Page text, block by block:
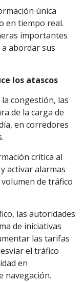
única
en tiempo real.
importantes
abordar sus
los atascos
congestión, las
de la carga de
en corredores
crítica al
activar alarmas
de tráfico
las autoridades
de iniciativas
las tarifas
el tráfico
en
navegación.